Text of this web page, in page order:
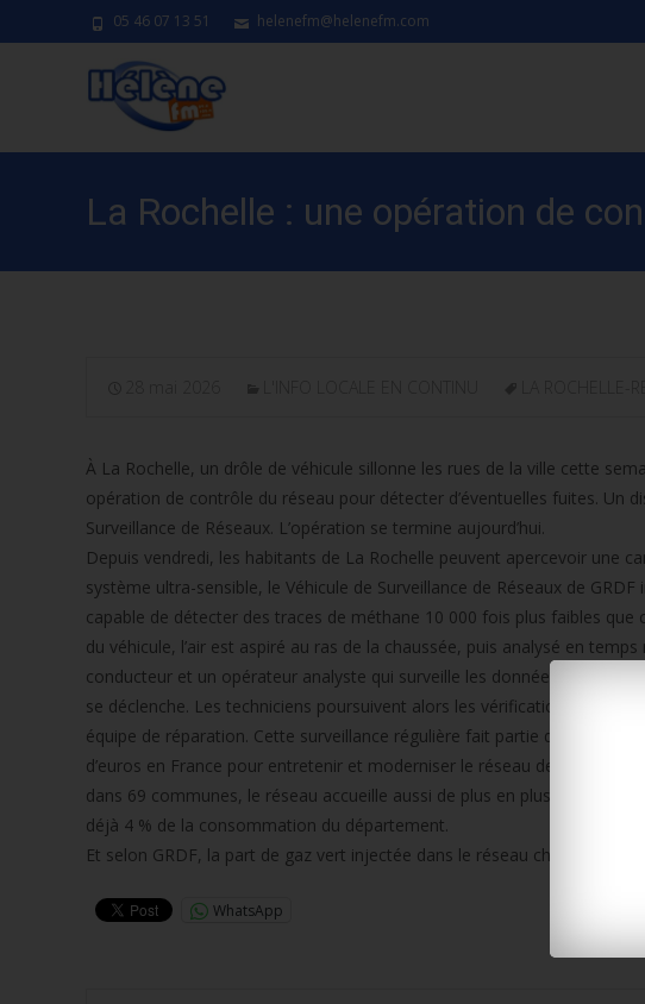
05 46 07 13 51 helenefm@helenefm.com
La Rochelle : une opération de
À La Rochelle, un drôle de véhicule sillonne les rues de la ville cette
opération de contrôle du réseau pour détecter d’éventuelles fuites. Un
Surveillance de Réseaux. L’opération se termine aujourd’hui.
Depuis vendredi, les habitants de La Rochelle peuvent apercevoir une
système ultra-sensible, le Véhicule de Surveillance de Réseaux de
capable de détecter des traces de méthane 10 000 fois plus faibles que
du véhicule, l’air est aspiré au ras de la chaussée, puis analysé en
conducteur et un opérateur analyste qui surveille les données sur
se déclenche. Les techniciens poursuivent alors les vérifications avec
équipe de réparation. Cette surveillance régulière fait partie de la
d’euros en France pour entretenir et moderniser le réseau de
dans 69 communes, le réseau accueille aussi de plus en plus de gaz
déjà 4 % de la consommation du département.
Et selon GRDF, la part de gaz vert injectée dans le réseau charentais
WhatsApp